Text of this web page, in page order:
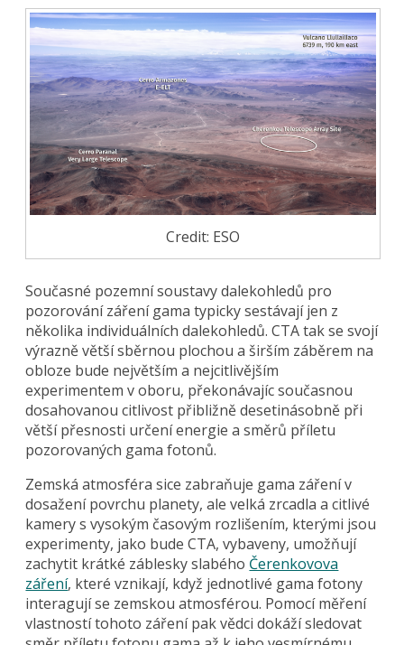
Credit: ESO
Současné pozemní soustavy dalekohledů pro
pozorování záření gama typicky sestávají jen z
několika individuálních dalekohledů. CTA tak se svojí
výrazně větší sběrnou plochou a širším záběrem na
obloze bude největším a nejcitlivějším
experimentem v oboru, překonávajíc současnou
dosahovanou citlivost přibližně desetinásobně při
větší přesnosti určení energie a směrů příletu
pozorovaných gama fotonů.
Zemská atmosféra sice zabraňuje gama záření v
dosažení povrchu planety, ale velká zrcadla a citlivé
kamery s vysokým časovým rozlišením, kterými jsou
experimenty, jako bude CTA, vybaveny, umožňují
zachytit krátké záblesky slabého Čerenkovova
záření, které vznikají, když jednotlivé gama fotony
interagují se zemskou atmosférou. Pomocí měření
vlastností tohoto záření pak vědci dokáží sledovat